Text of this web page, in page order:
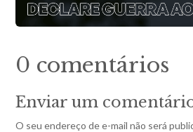
0 comentários
Enviar um
O seu endereço de e-mail não será